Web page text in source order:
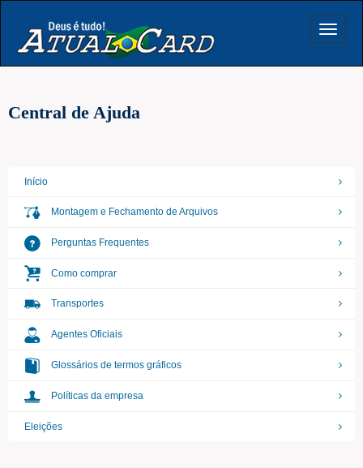
Toggle
Central de Ajuda
Início
Montagem e Fechamento de Arquivos
Perguntas Frequentes
Como comprar
Transportes
Agentes Oficiais
Glossários de termos gráficos
Políticas da empresa
Eleições